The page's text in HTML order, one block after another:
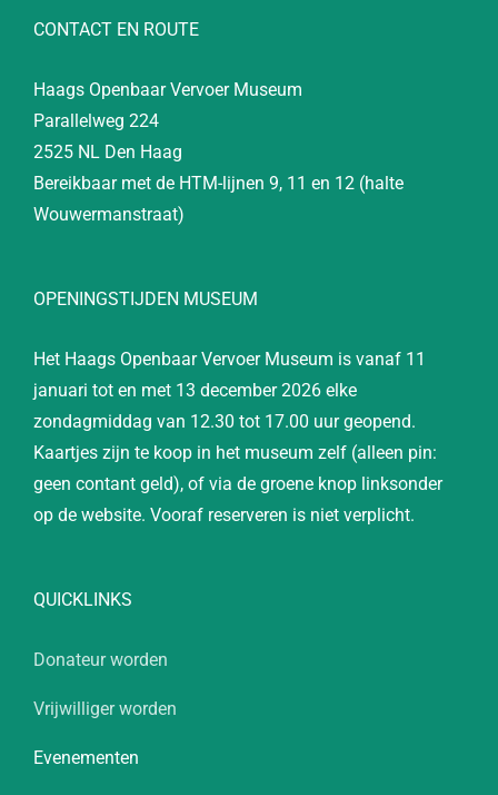
CONTACT EN ROUTE
Haags Openbaar Vervoer Museum
Parallelweg 224
2525 NL Den Haag
Bereikbaar met de HTM-lijnen 9, 11 en 12 (halte
Wouwermanstraat)
OPENINGSTIJDEN MUSEUM
Het Haags Openbaar Vervoer Museum is vanaf 11
januari tot en met 13 december 2026 elke
zondagmiddag van 12.30 tot 17.00 uur geopend.
Kaartjes zijn te koop in het museum zelf (alleen pin:
geen contant geld), of via de groene knop linksonder
op de website. Vooraf reserveren is niet verplicht.
QUICKLINKS
Donateur worden
Vrijwilliger worden
Evenementen